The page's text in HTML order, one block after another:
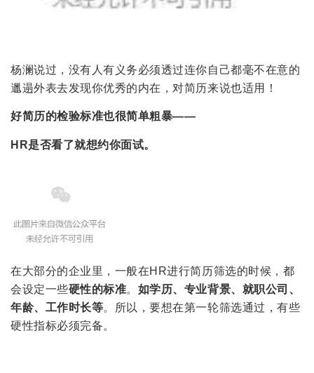
杨澜说过，没有人有义务必须透过连你自己都毫不在意的
邋遢外表去发现你优秀的内在，对简历来说也适用！
好简历的检验标准也很简单粗暴——
HR是否看了就想约你面试。
在大部分的企业里，一般在HR进行简历筛选的时候，都
会设定一些硬性的标准。 如学历、专业背景、就职公司、
年龄、工作时长等。所以，要想在第一轮筛选通过，有些
硬性指标必须完备。